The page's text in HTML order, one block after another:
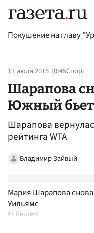
Покушение на главу
13 июля 2015 10:45Спорт
Шарапова
Южный бьет
Шарапова
рейтинга WTA
Владимир Зайвый
Мария Шарапова
Уильямс
Reuters